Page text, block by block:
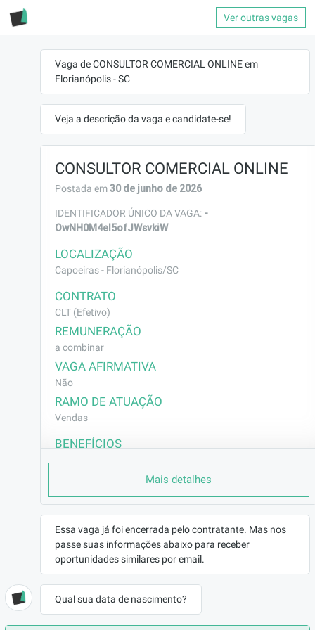
Ver outras vagas
Vaga de CONSULTOR COMERCIAL ONLINE em
Florianópolis - SC
Veja a descrição da vaga e candidate-se!
CONSULTOR COMERCIAL ONLINE
Postada em30 de junho de 2026
IDENTIFICADOR ÚNICO DA VAGA: -
OwNH0M4el5ofJWsvkiW
LOCALIZAÇÃO
Capoeiras - Florianópolis/SC
CONTRATO
CLT (Efetivo)
REMUNERAÇÃO
a combinar
VAGA AFIRMATIVA
Não
RAMO DE ATUAÇÃO
Vendas
BENEFÍCIOS
Nós estamos em busca de um(a) Consultor(a)
pessoa será responsável por atender clientes
via canais digitais realizar apresentação de
produtos esclarecer dúvidas e orientar sobre
soluções adequadas às necessidades de cada
cliente. No dia a dia irá acompanhar pedidos e
negociações registrar interações em sistemas
Mais detalhes
Essa vaga já foi encerrada pelo contratante. Mas nos
passe suas informações abaixo para receber
oportunidades similares por email.
Qual sua data de nascimento?